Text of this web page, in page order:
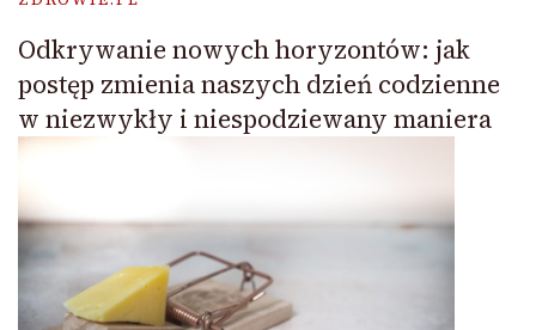
Odkrywanie nowych horyzontów: jak
postęp zmienia naszych dzień codzienne
w niezwykły i niespodziewany maniera